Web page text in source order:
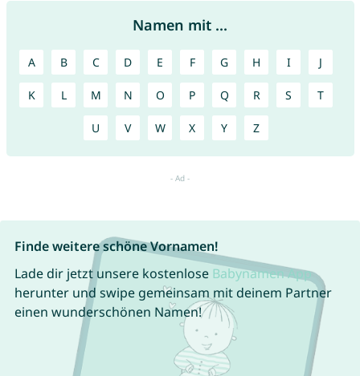
Namen mit ...
A B C D E F G H I J
K L M N O P Q R S T
U V W X Y Z
Finde weitere schöne Vornamen!
Lade dir jetzt unsere kostenlose Babynamen App
herunter und swipe gemeinsam mit deinem Partner
einen wunderschönen Namen!